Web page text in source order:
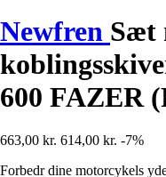
Newfren Sæt
600 FAZER
663,00 kr. 614,00 kr. -7%
Forbedr dine motorcykels